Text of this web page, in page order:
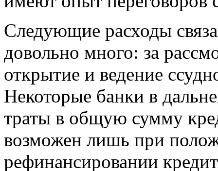
Следующие расходы
довольно много: за
открытие и ведение
Некоторые банки в
траты в общую сумму
возможен лишь при
рефинансировании